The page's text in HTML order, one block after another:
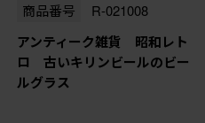
商品番号 R-021008
アンティーク雑貨 昭和レト
ロ 古いキリンビールのビー
ルグラス